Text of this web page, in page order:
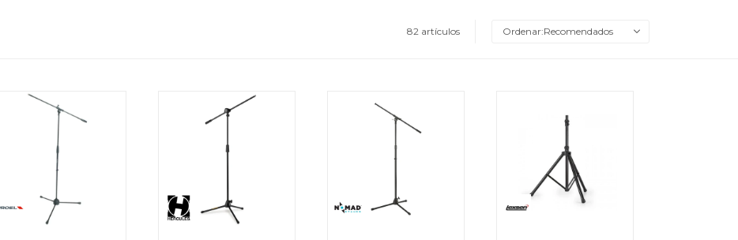
82 artículos Recomendados